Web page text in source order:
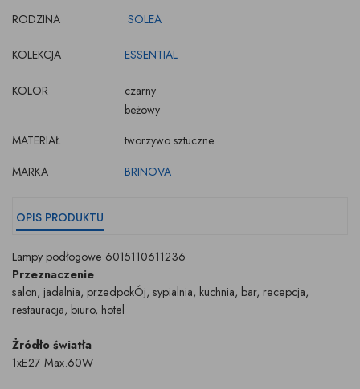
RODZINA
SOLEA
KOLEKCJA ESSENTIAL
KOLOR
czarny
beżowy
MATERIAŁ
tworzywo sztuczne
MARKA
BRINOVA
OPIS PRODUKTU
Lampy podłogowe 6015110611236
Przeznaczenie
salon, jadalnia, przedpokÓj, sypialnia, kuchnia, bar, recepcja,
restauracja, biuro, hotel
Żródło światła
1xE27 Max.60W